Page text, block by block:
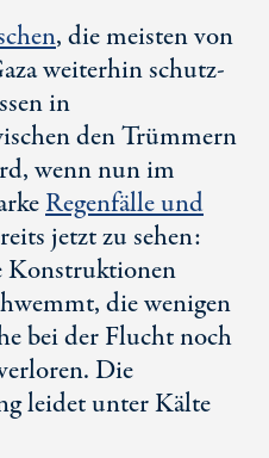
, die meisten von
weiterhin schutz-
in
den Trümmern
wenn nun im
Regenfälle und
jetzt zu sehen:
Konstruktionen
die wenigen
bei der Flucht noch
Die
leidet unter Kälte